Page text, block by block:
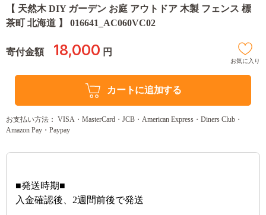
【 天然木 DIY ガーデン お庭 アウトドア 木製 フェンス 標
茶町 北海道 】 016641_AC060VC02
寄付金額 18,000 円
お気に入り
カートに追加する
お支払い方法： VISA・MasterCard・JCB・American Express・Diners Club・
Amazon Pay・Paypay
■発送時期■
入金確認後、2週間前後で発送